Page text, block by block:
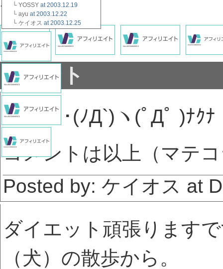
└ YOSSY at 2003.12.19
└ ayu at 2003.12.22
└ ケイオス at 2003.12.25
´д⊂）
コメント
ｳｧｰﾝ･ﾟ･(ﾉД`)ヽ(ﾟДﾟ )ﾅｸﾅ
コメントは以上（マテ
Posted by: ケイオス at
ダイエット頑張ります
（犬）の散歩から。